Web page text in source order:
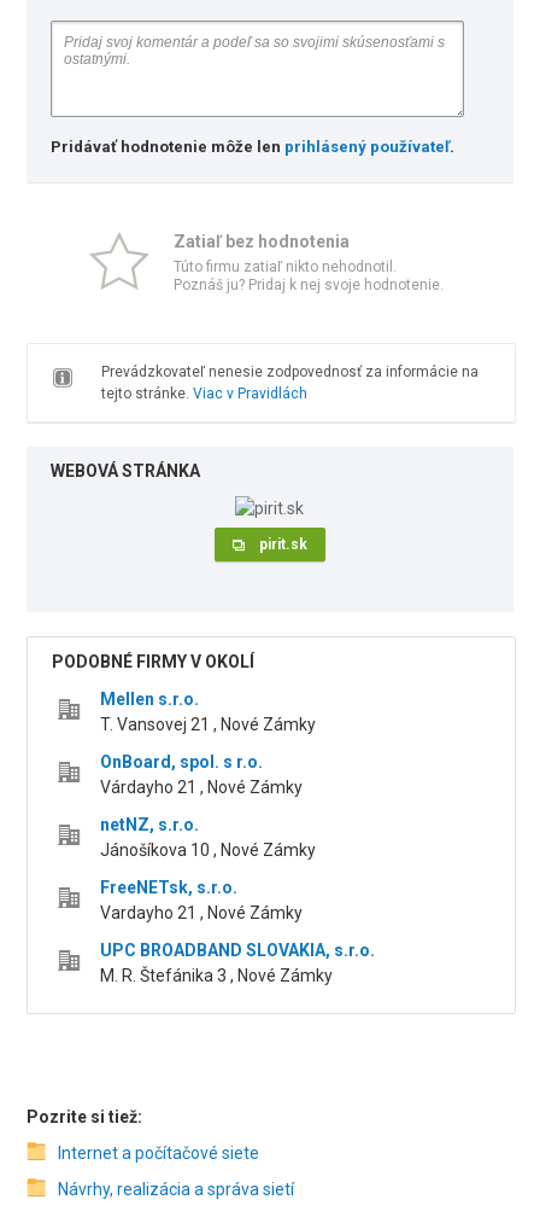
Pridávať hodnotenie môže len prihlásený používateľ.
Zatiaľ bez hodnotenia
Túto firmu zatiaľ nikto nehodnotil.
Poznáš ju? Pridaj k nej svoje hodnotenie.
Prevádzkovateľ nenesie zodpovednosť za informácie na
tejto stránke. Viac v Pravidlách
WEBOVÁ STRÁNKA
pirit.sk
PODOBNÉ FIRMY V OKOLÍ
Mellen s.r.o.
T. Vansovej 21 , Nové Zámky
OnBoard, spol. s r.o.
Várdayho 21 , Nové Zámky
netNZ, s.r.o.
Jánošíkova 10 , Nové Zámky
FreeNETsk, s.r.o.
Vardayho 21 , Nové Zámky
UPC BROADBAND SLOVAKIA, s.r.o.
M. R. Štefánika 3 , Nové Zámky
Pozrite si tiež:
Internet a počítačové siete
Návrhy, realizácia a správa sietí